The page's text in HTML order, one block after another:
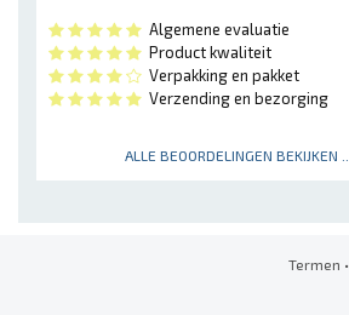
Algemene evaluatie
Product kwaliteit
Verpakking en pakket
Verzending en bezorging
ALLE BEOORDELINGEN BEKIJKEN ...
Termen •